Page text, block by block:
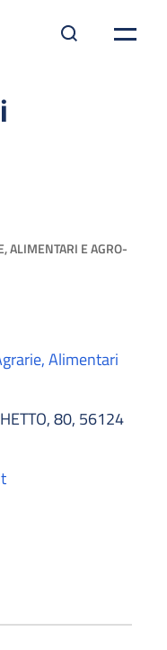
ALIMENTARI E AGRO-
Alimentari
80, 56124